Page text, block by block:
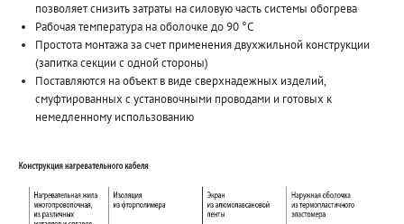
позволяет снизить затраты на силовую часть системы обогрева
Рабочая температура на оболочке до 90 °С
Простота монтажа за счет применения двухжильной конструкции
(запитка секции с одной стороны)
Поставляются на объект в виде сверхнадежных изделий,
смуфтированных с установочными проводами и готовых к
немедленному использованию